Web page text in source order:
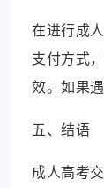
在进行成
支付方式
效。如果
五、结语
成人高考